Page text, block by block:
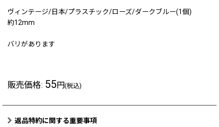
ヴィンテージ/日本/プラスチック/ローズ/ダークブルー(1個)
約12mm
バリがあります
販売価格: 55円(税込)
返品特約に関する重要事項